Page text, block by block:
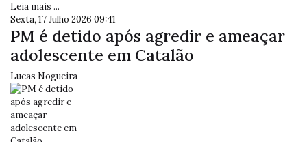
Leia mais ...
Sexta, 17 Julho 2026 09:41
PM é detido após agredir e ameaçar
adolescente em Catalão
Lucas Nogueira